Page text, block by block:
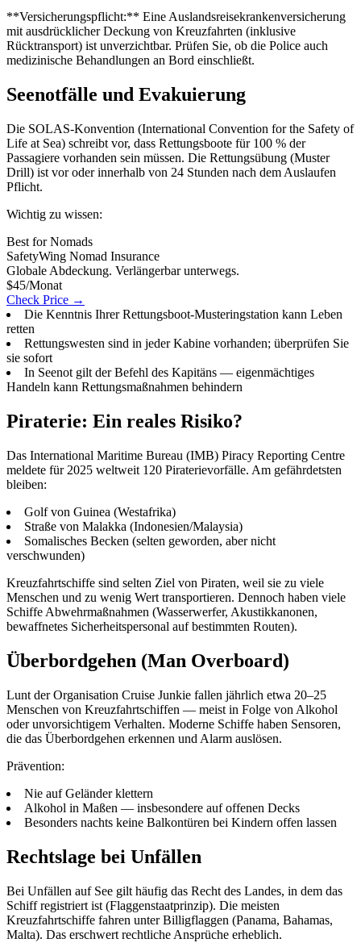
**Versicherungspflicht:** Eine Auslandsreisekrankenversicherung
mit ausdrücklicher Deckung von Kreuzfahrten (inklusive
Rücktransport) ist unverzichtbar. Prüfen Sie, ob die Police auch
medizinische Behandlungen an Bord einschließt.
Seenotfälle und Evakuierung
Die SOLAS-Konvention (International Convention for the Safety of
Life at Sea) schreibt vor, dass Rettungsboote für 100 % der
Passagiere vorhanden sein müssen. Die Rettungsübung (Muster
Drill) ist vor oder innerhalb von 24 Stunden nach dem Auslaufen
Pflicht.
Wichtig zu wissen:
Best for Nomads
SafetyWing Nomad Insurance
Globale Abdeckung. Verlängerbar unterwegs.
$45/Monat
Check Price →
Die Kenntnis Ihrer Rettungsboot-Musteringstation kann Leben
retten
Rettungswesten sind in jeder Kabine vorhanden; überprüfen Sie
sie sofort
In Seenot gilt der Befehl des Kapitäns — eigenmächtiges
Handeln kann Rettungsmaßnahmen behindern
Piraterie: Ein reales Risiko?
Das International Maritime Bureau (IMB) Piracy Reporting Centre
meldete für 2025 weltweit 120 Piraterievorfälle. Am gefährdetsten
bleiben:
Golf von Guinea (Westafrika)
Straße von Malakka (Indonesien/Malaysia)
Somalisches Becken (selten geworden, aber nicht
verschwunden)
Kreuzfahrtschiffe sind selten Ziel von Piraten, weil sie zu viele
Menschen und zu wenig Wert transportieren. Dennoch haben viele
Schiffe Abwehrmaßnahmen (Wasserwerfer, Akustikkanonen,
bewaffnetes Sicherheitspersonal auf bestimmten Routen).
Überbordgehen (Man Overboard)
Lunt der Organisation Cruise Junkie fallen jährlich etwa 20–25
Menschen von Kreuzfahrtschiffen — meist in Folge von Alkohol
oder unvorsichtigem Verhalten. Moderne Schiffe haben Sensoren,
die das Überbordgehen erkennen und Alarm auslösen.
Prävention:
Nie auf Geländer klettern
Alkohol in Maßen — insbesondere auf offenen Decks
Besonders nachts keine Balkontüren bei Kindern offen lassen
Rechtslage bei Unfällen
Bei Unfällen auf See gilt häufig das Recht des Landes, in dem das
Schiff registriert ist (Flaggenstaatprinzip). Die meisten
Kreuzfahrtschiffe fahren unter Billigflaggen (Panama, Bahamas,
Malta). Das erschwert rechtliche Ansprüche erheblich.